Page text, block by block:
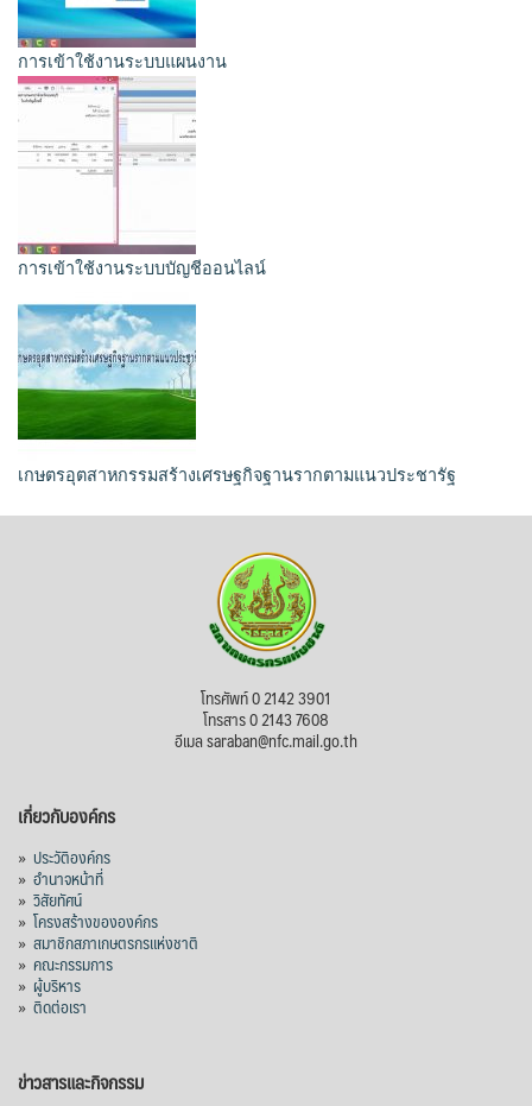
การเข้าใช้งานระบบแผนงาน
การเข้าใช้งานระบบบัญชีออนไลน์
เกษตรอุตสาหกรรมสร้างเศรษฐกิจฐานรากตามแนวประชารัฐ
โทรศัพท์ 0 2142 3901
โทรสาร 0 2143 7608
อีเมล saraban@nfc.mail.go.th
เกี่ยวกับองค์กร
» ประวัติองค์กร
» อำนาจหน้าที่
» วิสัยทัศน์
» โครงสร้างขององค์กร
» สมาชิกสภาเกษตรกรแห่งชาติ
» คณะกรรมการ
» ผู้บริหาร
» ติดต่อเรา
ข่าวสารและกิจกรรม